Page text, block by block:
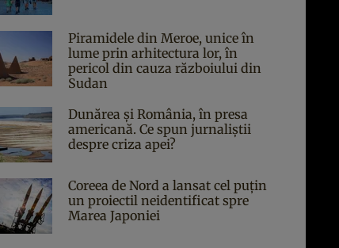
Piramidele din Meroe, unice în
lume prin arhitectura lor, în
pericol din cauza războiului din
Sudan
Dunărea și România, în presa
americană. Ce spun jurnaliștii
despre criza apei?
Coreea de Nord a lansat cel puțin
un proiectil neidentificat spre
Marea Japoniei